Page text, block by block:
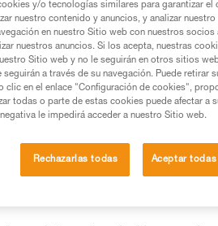
específico. Confirme a
y con total seguridad,
existir otras que no
anticaídas. Este sistema se puede
no debe ponerse en
y/o tecnologías similares para garantizar el
nuestro contenido y anuncios, y analizar
en nuestro Sitio web con nuestros socios
nuestros anuncios. Si los acepta, nuestras
Sitio web y no le seguirán en otros sitios
a través de su navegación. Puede retirar
clic en el enlace "Configuración de cookies",
todas o parte de estas cookies puede afectar a
le impedirá acceder a nuestro Sitio web.
Rechazarlas todas Aceptar